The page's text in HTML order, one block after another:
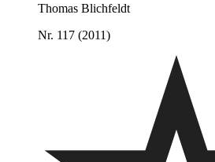
Thomas Blichfeldt
Nr. 117 (2011)